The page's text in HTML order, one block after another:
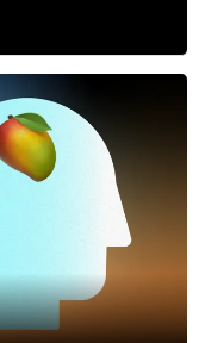
เข้าใจโลก และ